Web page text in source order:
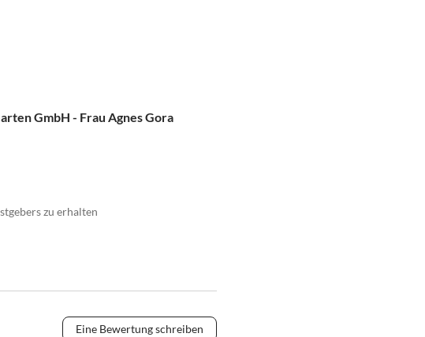
GmbH - Frau Agnes Gora
zu erhalten
Eine Bewertung schreiben